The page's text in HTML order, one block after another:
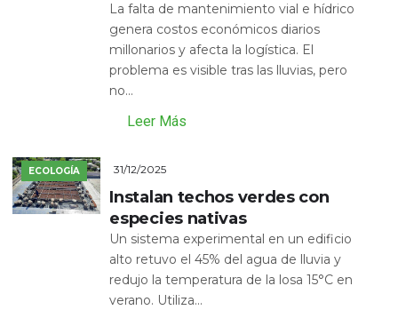
La falta de mantenimiento vial e hídrico
genera costos económicos diarios
millonarios y afecta la logística. El
problema es visible tras las lluvias, pero
no...
Leer Más
ECOLOGÍA 31/12/2025
Instalan techos verdes con
especies nativas
Un sistema experimental en un edificio
alto retuvo el 45% del agua de lluvia y
redujo la temperatura de la losa 15°C en
verano. Utiliza...